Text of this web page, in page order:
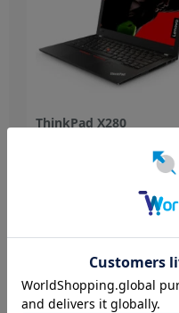
ThinkPad X280
16,800